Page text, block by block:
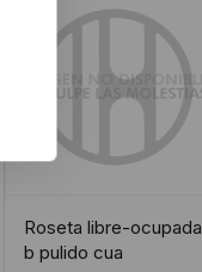
Roseta libre-ocupada
b pulido cua